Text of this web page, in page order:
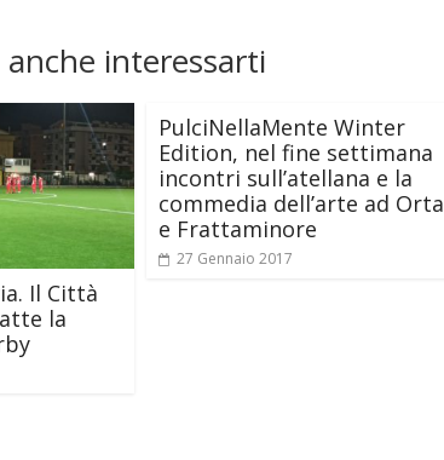
interessarti
Il Città
la
PulciNellaMente Winter
Edition, nel fine settimana
incontri sull’atellana e la
commedia dell’arte ad Orta
e Frattaminore
27 Gennaio 2017